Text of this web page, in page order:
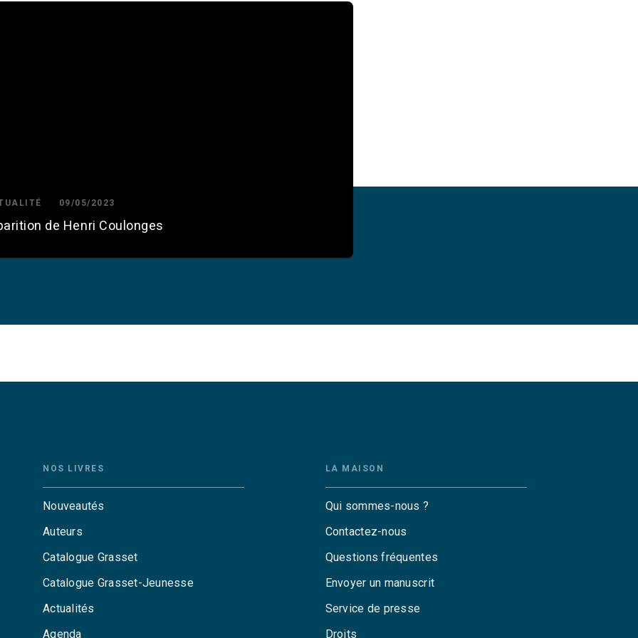
09/05/2023
de Henri Coulonges
NOS LIVRES
Nouveautés
Auteurs
Catalogue Grasset
Catalogue Grasset-Jeunesse
Actualités
Agenda
LA MAISON
Qui sommes-nous ?
Contactez-nous
Questions fréquentes
Envoyer un manuscrit
Service de presse
Droits